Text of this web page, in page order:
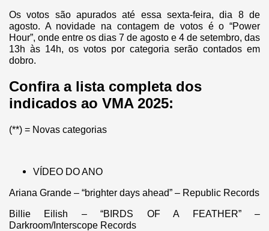
Os votos são apurados até essa sexta-feira, dia 8 de
agosto. A novidade na contagem de votos é o “Power
Hour”, onde entre os dias 7 de agosto e 4 de setembro, das
13h às 14h, os votos por categoria serão contados em
dobro.
Confira a lista completa dos
indicados ao VMA 2025:
(**) = Novas categorias
VÍDEO DO ANO
Ariana Grande – “brighter days ahead” – Republic Records
Billie Eilish – “BIRDS OF A FEATHER” –
Darkroom/Interscope Records